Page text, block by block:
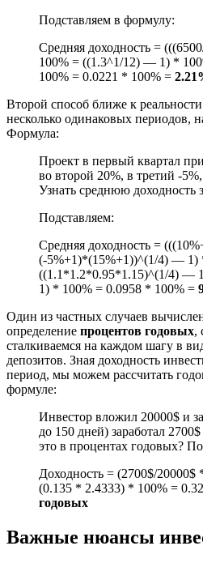
Подставляем в формулу:
Средняя доходность =
100% = ((1.3^1/12) — 1) *
100% = 0.0221 * 100% =
Второй способ ближе к
несколько одинаковых периодов,
Формула:
Проект в первый квартал
во второй 20%, в третий -
Узнать среднюю доходность
Подставляем:
Средняя доходность =
(-5%+1)*(15%+1))^(1/4) — 1)
((1.1*1.2*0.95*1.15)^(1/4) —
1) * 100% = 0.0958 * 100% =
Один из частных случаев
определение процентов годовых,
сталкиваемся на каждом шагу в
депозитов. Зная доходность
период, мы можем рассчитать
формуле:
Инвестор вложил 20000$ и
до 150 дней) заработал
это в процентах годовых?
Доходность = (2700$/
(0.135 * 2.4333) * 100% =
годовых
Важные нюансы